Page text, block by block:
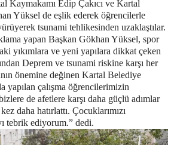
Kaymakamı Edip Çakıcı ve Kartal
Yüksel de eşlik ederek öğrencilerle
tsunami tehlikesinden uzaklaştılar.
yapan Başkan Gökhan Yüksel, spor
yıkımlara ve yeni yapılara dikkat çeken
Deprem ve tsunami riskine karşı her
önemine değinen Kartal Belediye
yapılan çalışma öğrencilerimizin
bizlere de afetlere karşı daha güçlü adımlar
daha hatırlattı. Çocuklarımızı
tebrik ediyorum.” dedi.